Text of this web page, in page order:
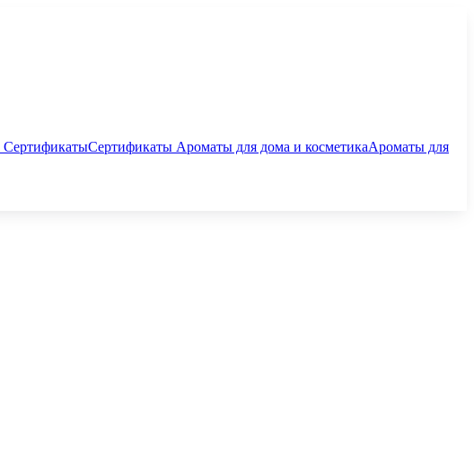
СертификатыСертификаты Ароматы для дома и косметикаАроматы для